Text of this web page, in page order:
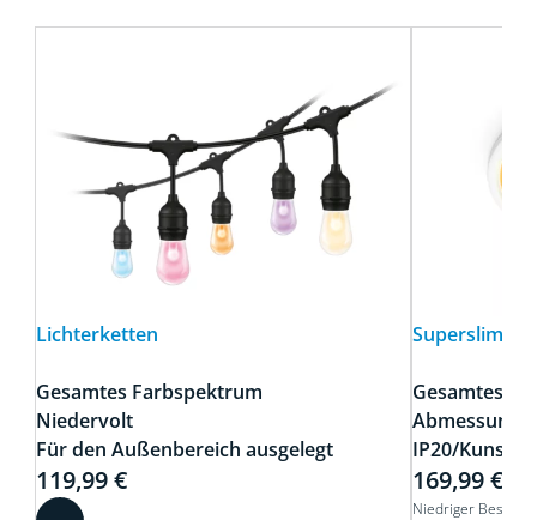
Lichterketten
Gesamtes Farbspektrum
Niedervolt
Für den Außenbereich ausgelegt
119,99 €
Superslim
Gesamtes
IP20/
169,99 €
Niedriger Bestand